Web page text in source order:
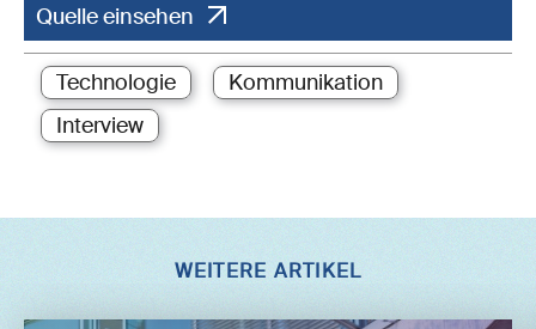
Quelle einsehen
Technologie
Kommunikation
Interview
WEITERE ARTIKEL